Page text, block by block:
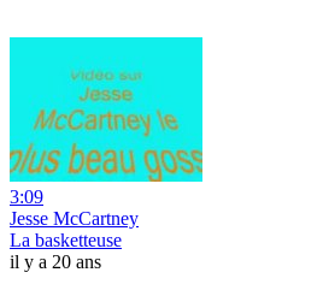
3:09
Jesse McCartney
La basketteuse
il y a 20 ans